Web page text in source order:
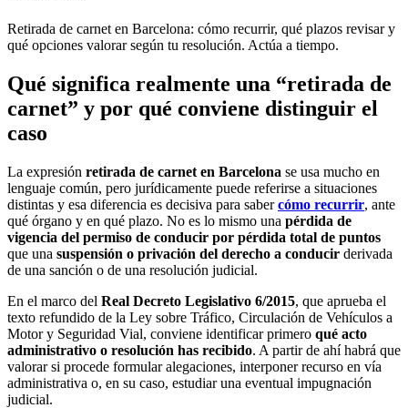
Retirada de carnet en Barcelona: cómo recurrir, qué plazos revisar y
qué opciones valorar según tu resolución. Actúa a tiempo.
Qué significa realmente una “retirada de
carnet” y por qué conviene distinguir el
caso
La expresión retirada de carnet en Barcelona se usa mucho en
lenguaje común, pero jurídicamente puede referirse a situaciones
distintas y esa diferencia es decisiva para sabercómo recurrir, ante
qué órgano y en qué plazo. No es lo mismo una pérdida de
vigencia del permiso de conducir por pérdida total de puntos
que una suspensión o privación del derecho a conducir derivada
de una sanción o de una resolución judicial.
En el marco del Real Decreto Legislativo 6/2015, que aprueba el
texto refundido de la Ley sobre Tráfico, Circulación de Vehículos a
Motor y Seguridad Vial, conviene identificar primero qué acto
administrativo o resolución has recibido. A partir de ahí habrá que
valorar si procede formular alegaciones, interponer recurso en vía
administrativa o, en su caso, estudiar una eventual impugnación
judicial.